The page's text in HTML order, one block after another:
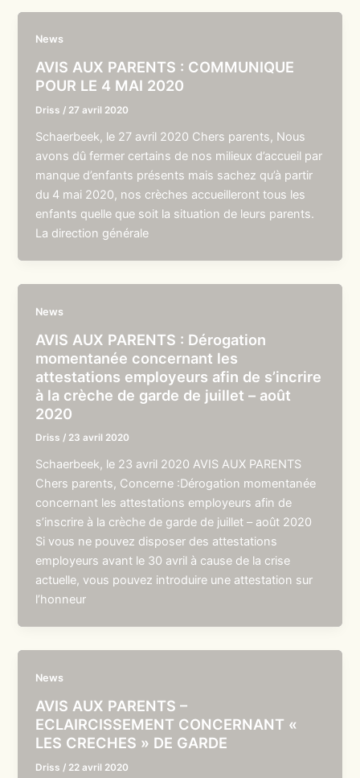
News
AVIS AUX PARENTS : COMMUNIQUE
POUR LE 4 MAI 2020
Driss / 27 avril 2020
Schaerbeek, le 27 avril 2020 Chers parents, Nous
avons dû fermer certains de nos milieux d’accueil par
manque d’enfants présents mais sachez qu’à partir
du 4 mai 2020, nos crèches accueilleront tous les
enfants quelle que soit la situation de leurs parents.
La direction générale
News
AVIS AUX PARENTS : Dérogation
momentanée concernant les
attestations employeurs afin de s’incrire
à la crèche de garde de juillet – août
2020
Driss / 23 avril 2020
Schaerbeek, le 23 avril 2020 AVIS AUX PARENTS
Chers parents, Concerne :Dérogation momentanée
concernant les attestations employeurs afin de
s’inscrire à la crèche de garde de juillet – août 2020
Si vous ne pouvez disposer des attestations
employeurs avant le 30 avril à cause de la crise
actuelle, vous pouvez introduire une attestation sur
l’honneur
News
AVIS AUX PARENTS –
ECLAIRCISSEMENT CONCERNANT «
LES CRECHES » DE GARDE
Driss / 22 avril 2020